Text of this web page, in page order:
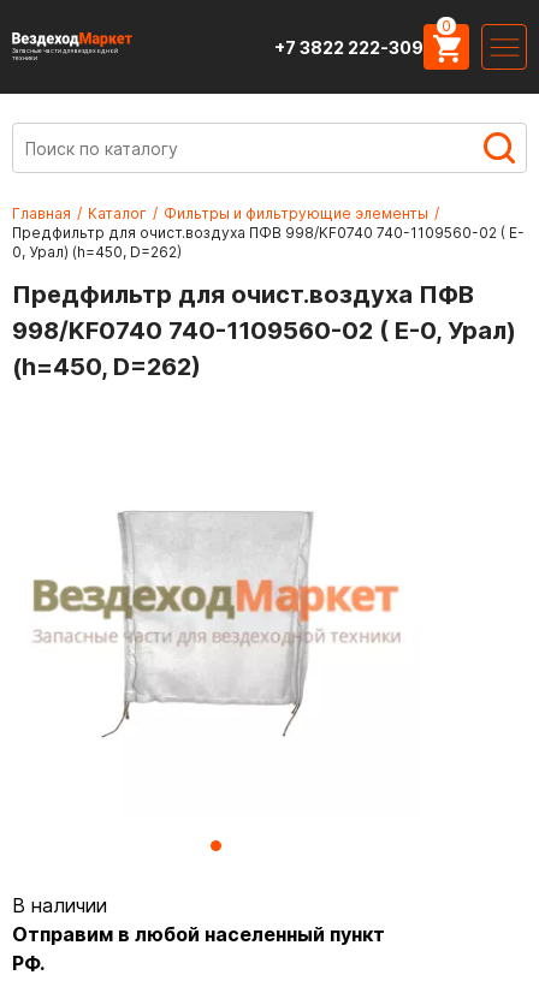
Запасные части для вездеходной
техники
+7 3822 222-309
0
Главная / Каталог / Фильтры и фильтрующие элементы /
Предфильтр для очист.воздуха ПФВ 998/KF0740 740-1109560-02 ( E-
0, Урал) (h=450, D=262)
Предфильтр для очист.воздуха ПФВ
998/KF0740 740-1109560-02 ( E-0, Урал)
(h=450, D=262)
В наличии
Отправим в любой населенный пункт
РФ.